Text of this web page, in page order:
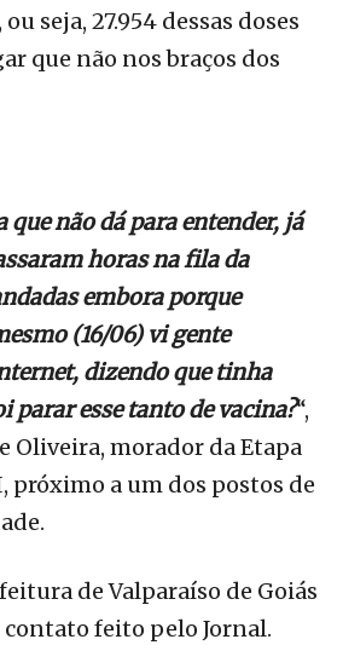
seja, 27.954 dessas doses
que não nos braços dos
que não dá para entender, já
horas na fila da
embora porque
(16/06) vi gente
dizendo que tinha
parar esse tanto de vacina?“,
Oliveira, morador da Etapa
próximo a um dos postos de
de Valparaíso de Goiás
feito pelo Jornal.